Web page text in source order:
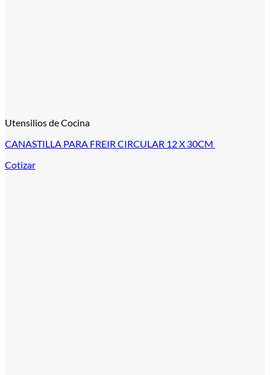
Utensilios de Cocina
CANASTILLA PARA FREIR CIRCULAR 12 X 30CM
Cotizar